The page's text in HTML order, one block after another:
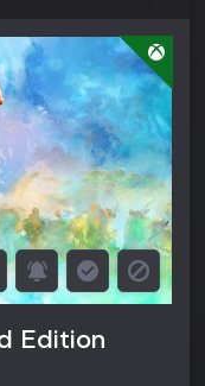
Edition